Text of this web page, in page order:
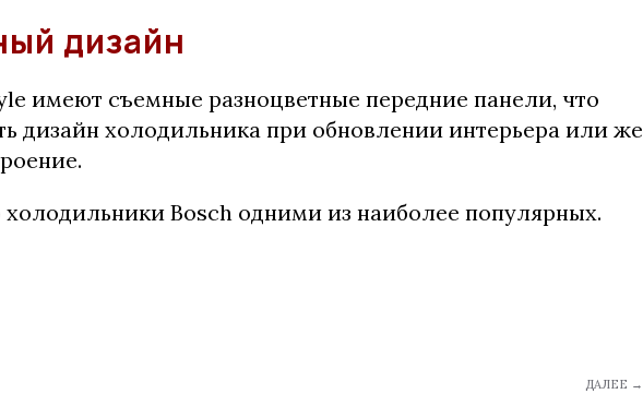
дизайн
имеют съемные разноцветные передние панели, что
дизайн холодильника при обновлении интерьера или же
холодильники Bosch одними из наиболее популярных.
ДАЛЕЕ →